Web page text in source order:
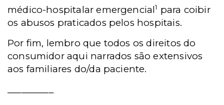
médico-hospitalar emergencial1 para coibir
os abusos praticados pelos hospitais.
Por fim, lembro que todos os direitos do
consumidor aqui narrados são extensivos
aos familiares do/da paciente.